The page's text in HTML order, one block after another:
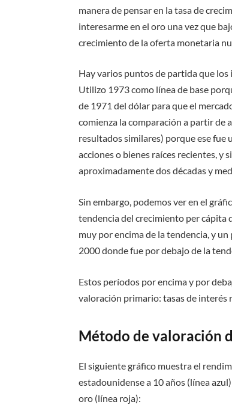
manera de pensar en la tasa de
interesarme en el oro una vez que
crecimiento de la oferta monetaria
Hay varios puntos de partida que
Utilizo 1973 como línea de base
de 1971 del dólar para que el
comienza la comparación a partir de
resultados similares) porque ese fue
acciones o bienes raíces recientes, y
aproximadamente dos décadas y
Sin embargo, podemos ver en el
tendencia del crecimiento per cápita
muy por encima de la tendencia, y
2000 donde fue por debajo de la
Estos períodos por encima y por
valoración primario: tasas de interés
Método de valoración
El siguiente gráfico muestra el
estadounidense a 10 años (línea
oro (línea roja):